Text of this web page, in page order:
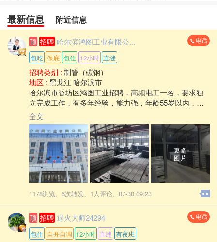
司
最新信息 附近信息
顶 招聘 哈尔滨鸿图工业有限公... 电话
包吃 保底 包住 12小时 直缝
招聘类别 : 制管（碳钢）
地区 : 黑龙江 哈尔滨市
哈尔滨市香坊区鸿图工业招聘，高频电工一名，要求独
立完成工作，有多年经验，能力强，年龄55岁以内，工
资面谈。焊管班长三名，能力强计件工资。
全文
更多
图片
1178浏览、 6次转发、 1人评论、 07-30 09:23
顶 招聘 退火大师24294 电话
包住 自开自调 12小时 直缝 有夜班